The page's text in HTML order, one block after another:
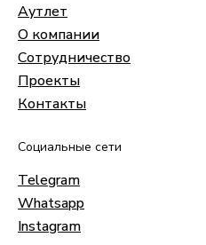
Аутлет
О компании
Сотрудничество
Проекты
Контакты
Социальные сети
Telegram
Whatsapp
Instagram